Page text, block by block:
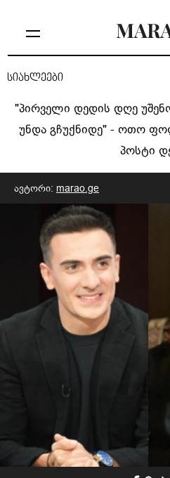
სიახლეები
"პირველი დედის დღე
უნდა გჩუქნიდე" - ოთო
პოსტი
ავტორი: marao.ge